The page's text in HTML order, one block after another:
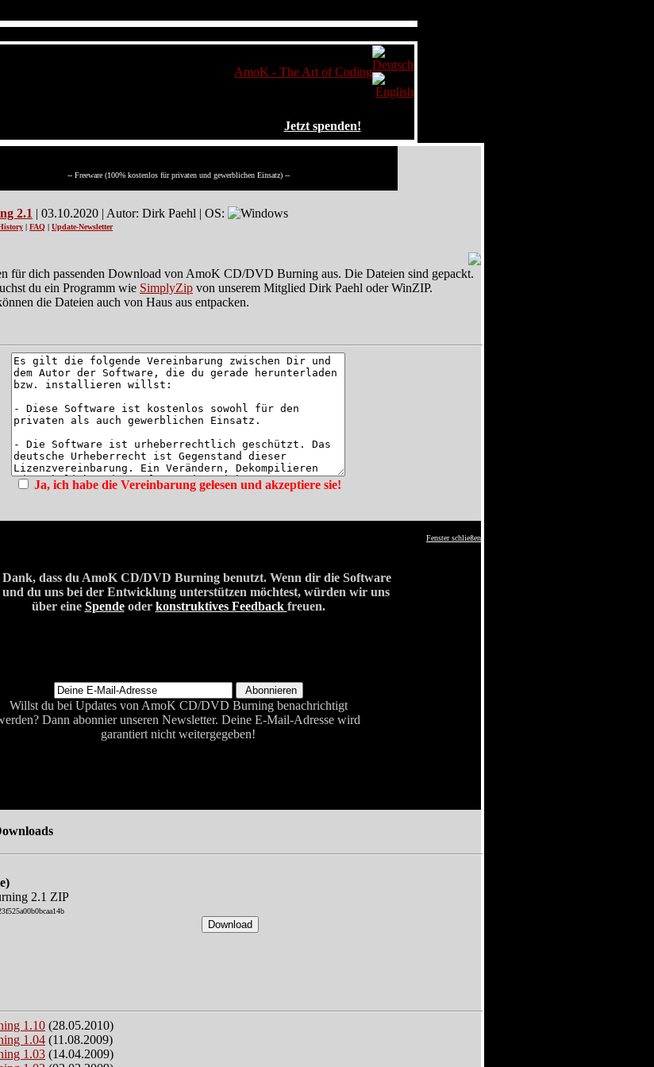
AmoK - The Art of Coding
Jetzt spenden!
-- Freeware (100% kostenlos für privaten und gewerblichen Einsatz) --
2.1 | 03.10.2020 | Autor: Dirk Paehl | OS:
| FAQ | Update-Newsletter
für dich passenden Download von AmoK CD/DVD Burning aus. Die Dateien sind gepackt.
du ein Programm wie SimplyZip von unserem Mitglied Dirk Paehl oder WinZIP.
die Dateien auch von Haus aus entpacken.
Ja, ich habe die Vereinbarung gelesen und akzeptiere sie!
Fenster schließen
Dank, dass du AmoK CD/DVD Burning benutzt. Wenn dir die Software
und du uns bei der Entwicklung unterstützen möchtest, würden wir uns
über eine Spendeoder konstruktives Feedback freuen.
Willst du bei Updates von AmoK CD/DVD Burning benachrichtigt
Dann abonnier unseren Newsletter. Deine E-Mail-Adresse wird
garantiert nicht weitergegeben!
2.1 ZIP
1.10 (28.05.2010)
1.04 (11.08.2009)
1.03 (14.04.2009)